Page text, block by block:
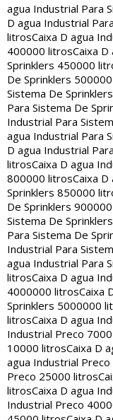
agua Industrial Para
D agua Industrial
litrosCaixa D agua
400000 litrosCaixa
Sprinklers 450000
De Sprinklers
Sistema De
Para Sistema De
Industrial Para
agua Industrial Para
D agua Industrial
litrosCaixa D agua
800000 litrosCaixa
Sprinklers 850000
De Sprinklers
Sistema De
Para Sistema De
Industrial Para
agua Industrial Para
litrosCaixa D agua
4000000 litrosCaixa
Sprinklers 5000000
litrosCaixa D agua
Industrial Preco
10000 litrosCaixa D
agua Industrial
Preco 25000 litros
litrosCaixa D agua
Industrial Preco